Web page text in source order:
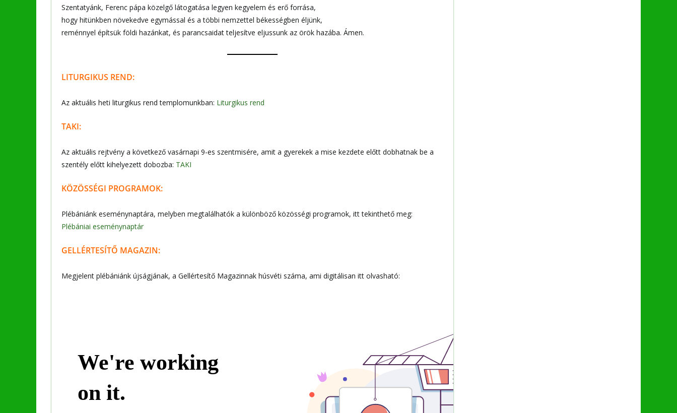
Szentatyánk, Ferenc pápa közelgő látogatása legyen kegyelem és erő forrása,
hogy hitünkben növekedve egymással és a többi nemzettel békességben éljünk,
reménnyel építsük földi hazánkat, és parancsaidat teljesítve eljussunk az örök hazába. Ámen.
LITURGIKUS REND:
Az aktuális heti liturgikus rend templomunkban: Liturgikus rend
TAKI:
Az aktuális rejtvény a következő vasárnapi 9-es szentmisére, amit a gyerekek a mise kezdete előtt dobhatnak be a
szentély előtt kihelyezett dobozba: TAKI
KÖZÖSSÉGI PROGRAMOK:
Plébániánk eseménynaptára, melyben megtalálhatók a különböző közösségi programok, itt tekinthető meg:
Plébániai eseménynaptár
GELLÉRTESÍTŐ MAGAZIN:
Megjelent plébániánk újságjának, a Gellértesítő Magazinnak húsvéti száma, ami digitálisan itt olvasható: